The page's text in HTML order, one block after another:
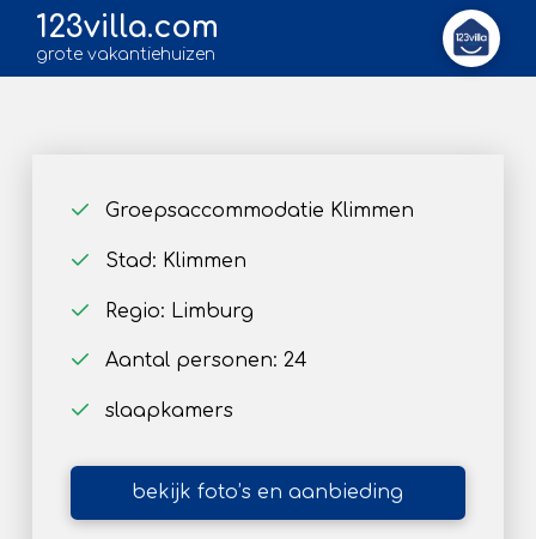
123villa.com
grote vakantiehuizen
Groepsaccommodatie Klimmen
Stad: Klimmen
Regio: Limburg
Aantal personen: 24
slaapkamers
bekijk foto’s en aanbieding